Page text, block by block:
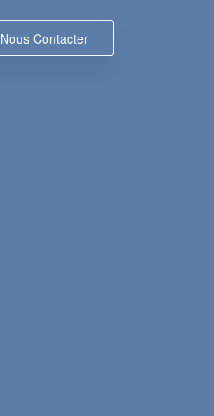
Nous Contacter